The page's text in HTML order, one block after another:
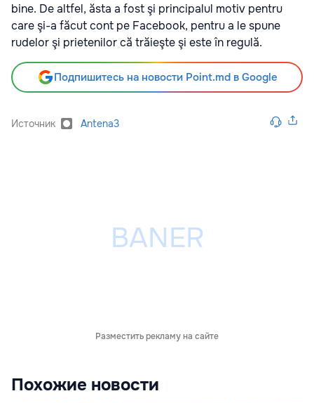
bine. De altfel, ăsta a fost şi principalul motiv pentru
care şi-a făcut cont pe Facebook, pentru a le spune
rudelor şi prietenilor că trăieşte şi este în regulă.
Подпишитесь на новости Point.md в Google
Источник Antena3
Разместить рекламу на сайте
Похожие новости